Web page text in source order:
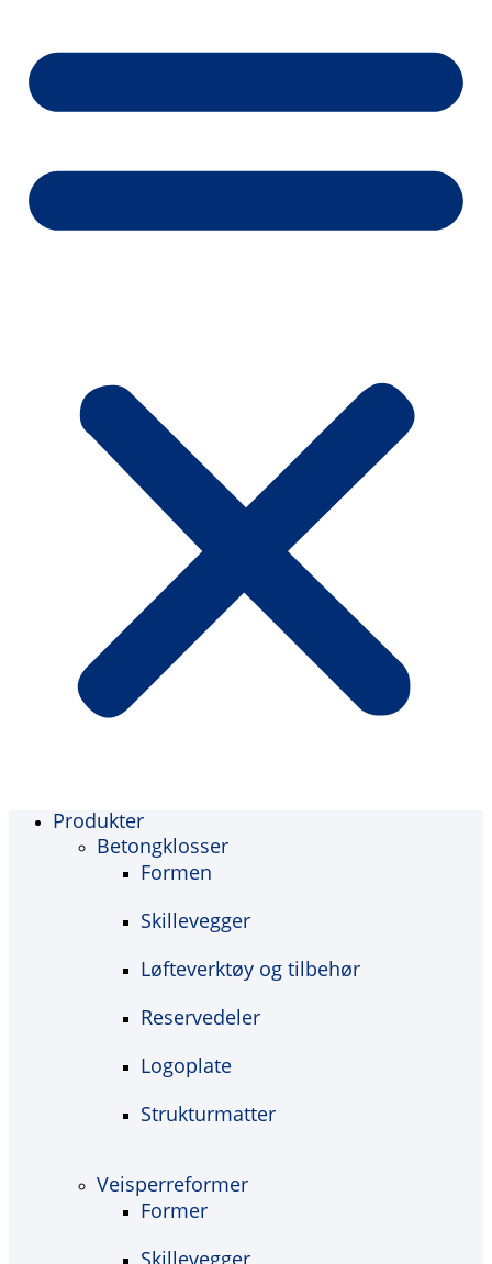
Produkter
Betongklosser
Formen
Skillevegger
Løfteverktøy og tilbehør
Reservedeler
Logoplate
Strukturmatter
Veisperreformer
Former
Skillevegger